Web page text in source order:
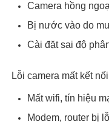
Camera hồng
Bị nước vào do
Cài đặt sai độ
Lỗi camera mất kết
Mất wifi, tín hiệu
Modem, router bị